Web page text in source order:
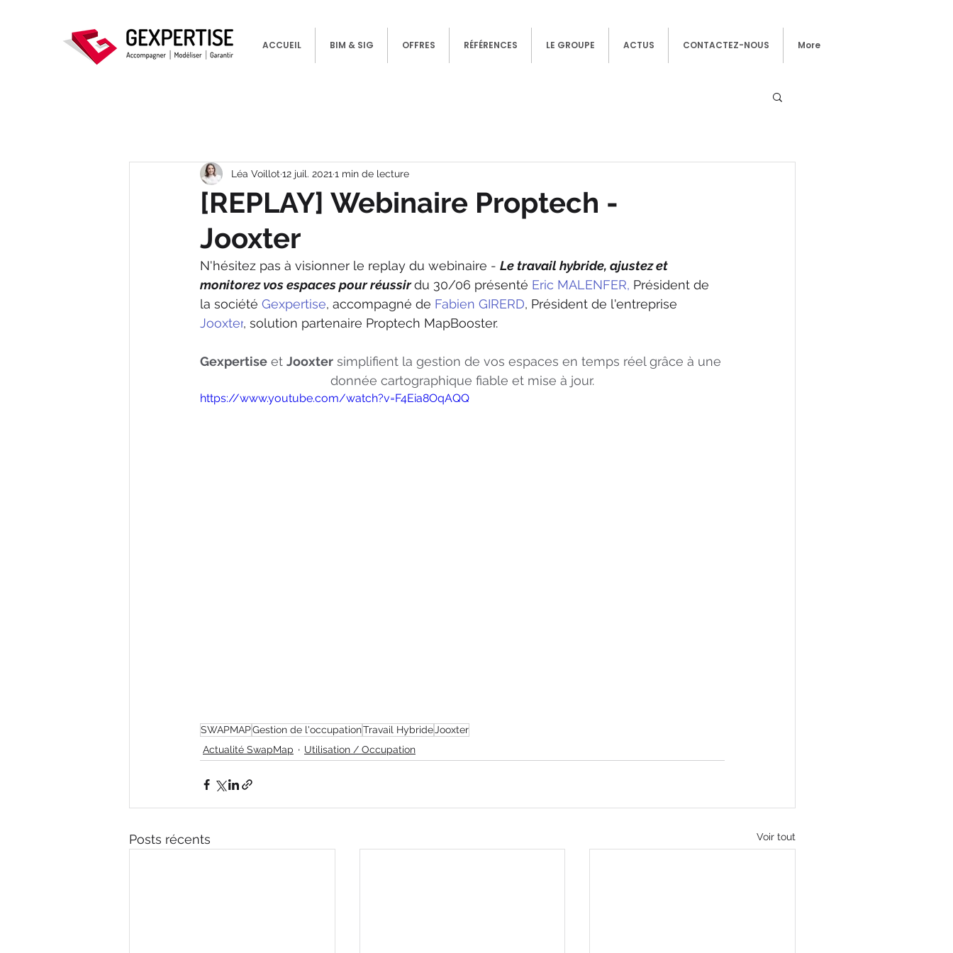
ACCUEIL BIM & SIG OFFRES RÉFÉRENCES LE GROUPE ACTUS CONTACTEZ-NOUS More
[REPLAY] Webinaire Proptech -
Jooxter
Léa Voillot 12 juil. 2021 1 min de lecture
N'hésitez pas à visionner le replay du webinaire - Le travail hybride, ajustez et
monitorez vos espaces pour réussir du 30/06 présenté Eric MALENFER, Président de
la société Gexpertise, accompagné de Fabien GIRERD, Président de l'entreprise
Jooxter, solution partenaire Proptech MapBooster.
Gexpertise et Jooxter simplifient la gestion de vos espaces en temps réel grâce à une
donnée cartographique fiable et mise à jour.
https://www.youtube.com/watch?v=F4Eia8OqAQQ
SWAPMAPGestion de l'occupationTravail HybrideJooxter
Actualité SwapMap
Utilisation / Occupation
Posts récents Voir tout